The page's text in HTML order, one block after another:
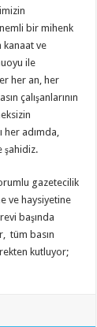
bir mihenk
kanaat ve
ile
her an, her
çalışanlarının
her adımda,
şahidiz.
gazetecilik
ve haysiyetine
başında
tüm basın
kutluyor;